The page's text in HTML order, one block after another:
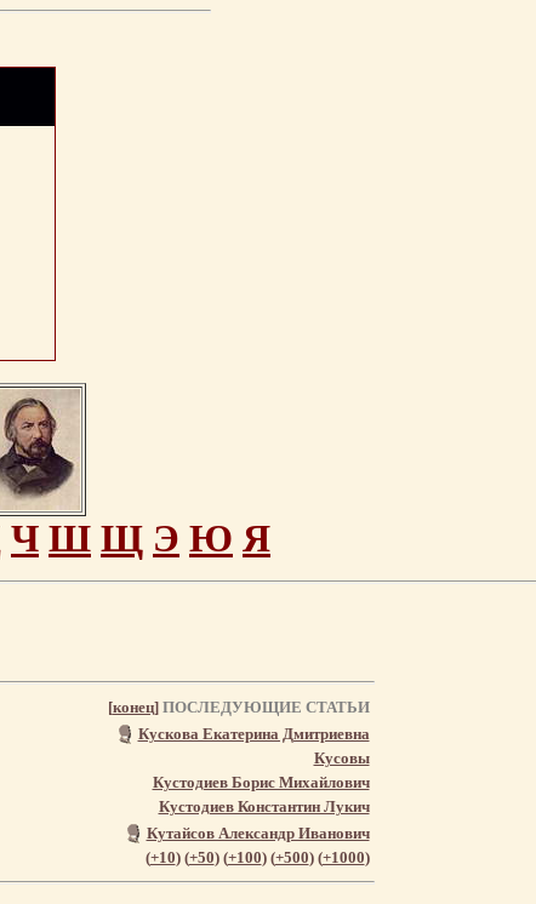
Ч Ш Щ Э Ю Я
[конец]ПОСЛЕДУЮЩИЕ СТАТЬИ
Кускова Екатерина Дмитриевна
Кусовы
Кустодиев Борис Михайлович
Кустодиев Константин Лукич
Кутайсов Александр Иванович
(+10) (+50) (+100) (+500) (+1000)